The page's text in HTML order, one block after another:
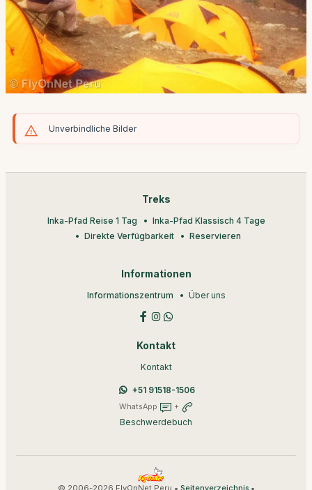
Unverbindliche Bilder
Treks
Inka-Pfad Reise 1 Tag
Inka-Pfad Klassisch 4 Tage
Direkte Verfügbarkeit
Reservieren
Informationen
Informationszentrum Über uns
Kontakt
Kontakt
+51 91518-1506
WhatsApp +
Beschwerdebuch
© 2006-2026 FlyOnNet Peru • •